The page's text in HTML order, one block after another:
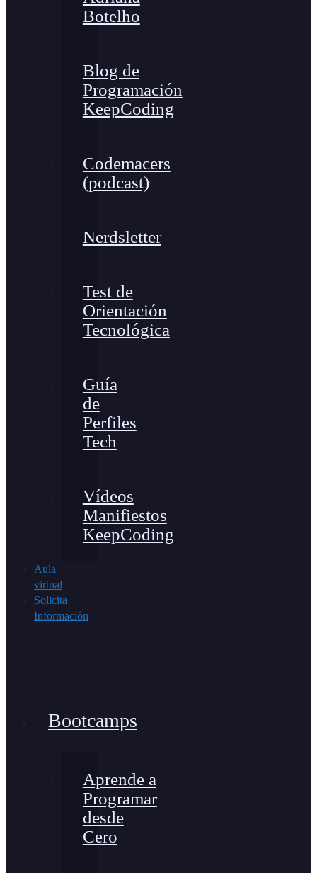
Botelho
Blog de
Programación
KeepCoding
Codemacers
(podcast)
Nerdsletter
Test de
Orientación
Tecnológica
Guía
de
Perfiles
Tech
Vídeos
Manifiestos
KeepCoding
Aula
virtual
Solicita
Información
Bootcamps
Aprende a
Programar
desde
Cero